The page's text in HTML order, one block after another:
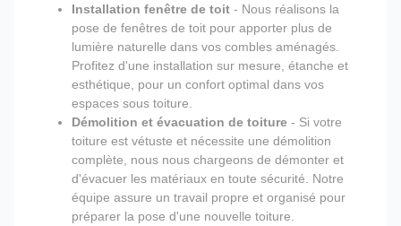
Installation fenêtre de toit - Nous réalisons la
pose de fenêtres de toit pour apporter plus de
lumière naturelle dans vos combles aménagés.
Profitez d'une installation sur mesure, étanche et
esthétique, pour un confort optimal dans vos
espaces sous toiture.
Démolition et évacuation de toiture - Si votre
toiture est vétuste et nécessite une démolition
complète, nous nous chargeons de démonter et
d'évacuer les matériaux en toute sécurité. Notre
équipe assure un travail propre et organisé pour
préparer la pose d'une nouvelle toiture.